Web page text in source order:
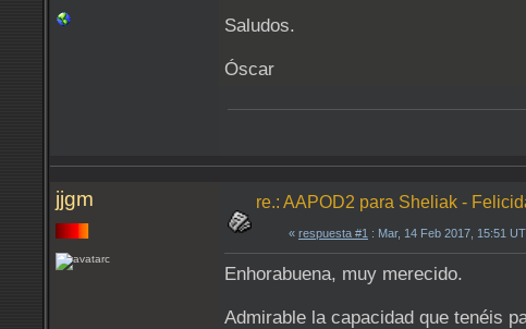
Saludos.
Óscar
jjgm re.: AAPOD2 para Sheliak -
« respuesta #1 : Mar, 14 Feb 2017, 15:51
Enhorabuena, muy merecido.
Admirable la capacidad que tenéis